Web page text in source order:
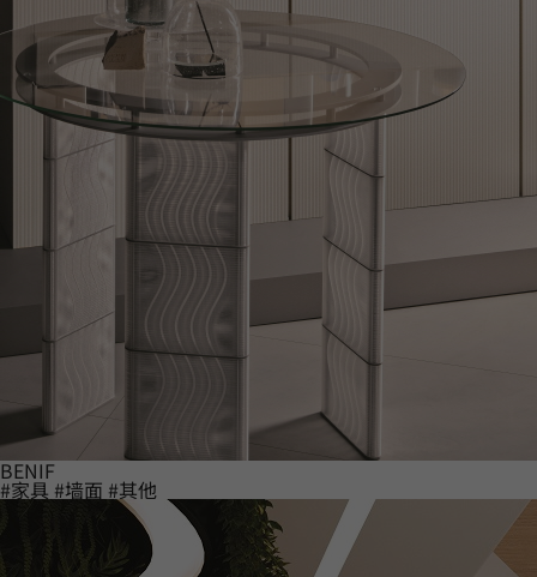
BENIF
#家具 #墙面 #其他